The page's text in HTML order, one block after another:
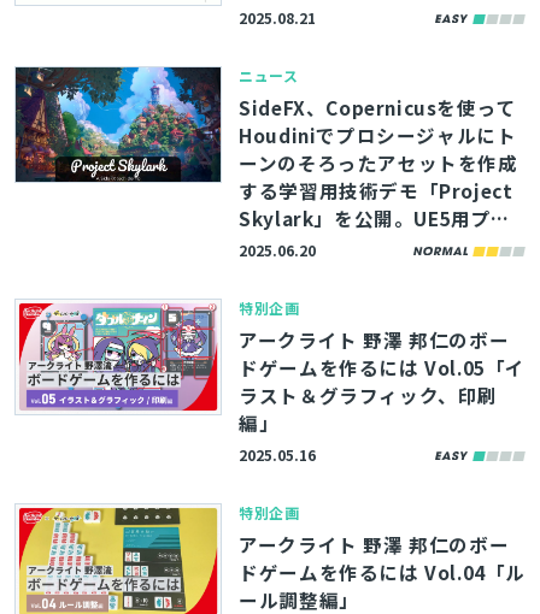
2025.08.21
ニュース
SideFX、Copernicusを使って
Houdiniでプロシージャルにト
ーンのそろったアセットを作成
する学習用技術デモ「Project
Skylark」を公開。UE5用プロ
ジェクトもダウンロードできる
2025.06.20
特別企画
アークライト 野澤 邦仁のボー
ドゲームを作るには Vol.05「イ
ラスト＆グラフィック、印刷
編」
2025.05.16
特別企画
アークライト 野澤 邦仁のボー
ドゲームを作るには Vol.04「ル
ール調整編」